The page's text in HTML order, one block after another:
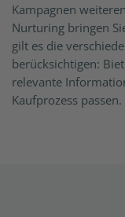
Kampagnen
Nurturing bringen
gilt es die
berücksichtigen:
relevante
Kaufprozess passen.